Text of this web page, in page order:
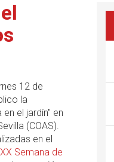
12 de
la
el jardín" en
(COAS).
en el
XX Semana de